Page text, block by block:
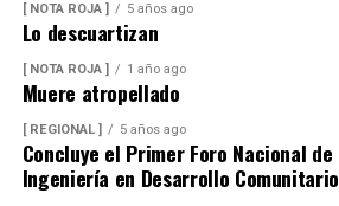
[ NOTA ROJA ] 5 años ago
Lo descuartizan
[ NOTA ROJA ] 1 año ago
Muere atropellado
[ REGIONAL ] 5 años ago
Concluye el Primer Foro Nacional de
Ingeniería en Desarrollo Comunitario